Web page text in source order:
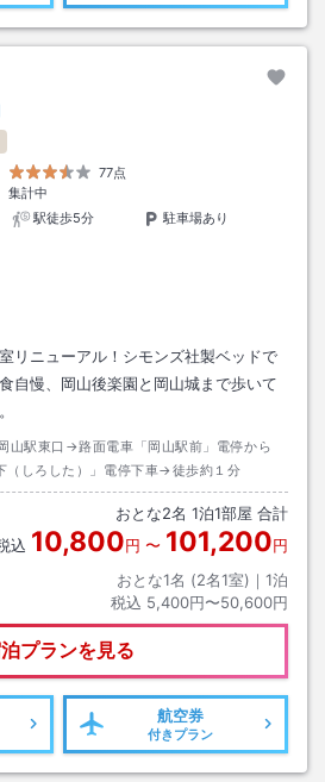
77点
集計中
駅徒歩5分
駐車場あり
ニューアル！シモンズ社製ベッドで
自慢、岡山後楽園と岡山城まで歩いて
山駅東口→路面電車「岡山駅前」電停から
（しろした）」電停下車→徒歩約１分
おとな2名 1泊1部屋 合計
込 10,800円 〜 101,200円
おとな1名 (2名1室)｜ 1泊
税込 5,400円〜50,600円
プランを見る
航空券
付きプラン